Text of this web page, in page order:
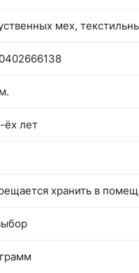
мех,
ёх лет
хранить в